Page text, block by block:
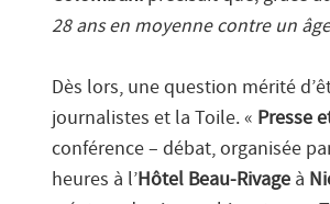
28 ans en moyenne contre un
Dès lors, une question mérité
journalistes et la Toile. « Presse
conférence – débat, organisée
heures à l’Hôtel Beau-Rivage à